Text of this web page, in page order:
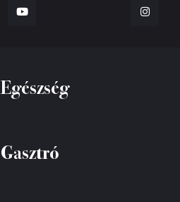
Egészség
Gasztró